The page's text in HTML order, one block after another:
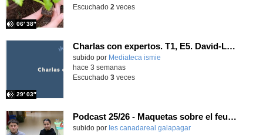
06′ 38″
Escuchado 2veces
Charlas con expertos. T1, E5. David-Li Ilundáin Reviriego
subido por Mediateca ismie
29′ 03″
hace 3 semanas
Escuchado 3veces
Podcast 25/26 - Maquetas sobre el feudalismo
subido por Ies canadareal galapagar-